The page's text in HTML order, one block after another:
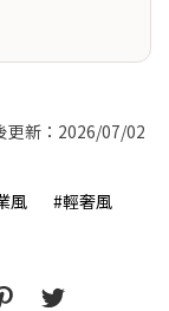
更新： 2026/07/02
風
#輕奢風